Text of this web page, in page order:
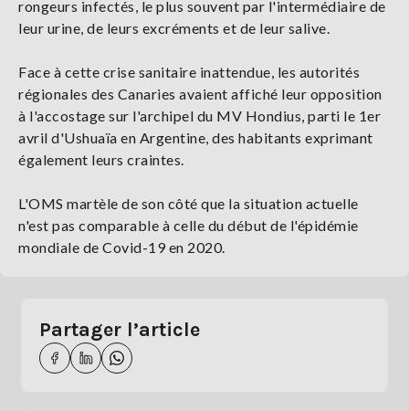
rongeurs infectés, le plus souvent par l'intermédiaire de
leur urine, de leurs excréments et de leur salive.
Face à cette crise sanitaire inattendue, les autorités
régionales des Canaries avaient affiché leur opposition
à l'accostage sur l'archipel du MV Hondius, parti le 1er
avril d'Ushuaïa en Argentine, des habitants exprimant
également leurs craintes.
L'OMS martèle de son côté que la situation actuelle
n'est pas comparable à celle du début de l'épidémie
mondiale de Covid-19 en 2020.
Partager l’article